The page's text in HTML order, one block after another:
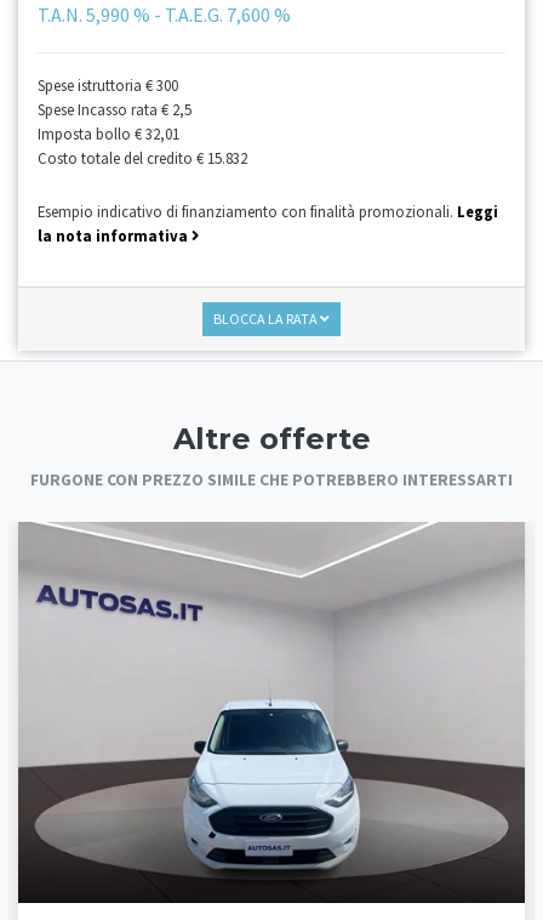
T.A.N. 5,990 % - T.A.E.G. 7,600 %
Spese istruttoria € 300
Spese Incasso rata € 2,5
Imposta bollo € 32,01
Costo totale del credito € 15.832
Esempio indicativo di finanziamento con finalità promozionali. Leggi
la nota informativa
BLOCCA LA RATA
Altre offerte
FURGONE CON PREZZO SIMILE CHE POTREBBERO INTERESSARTI